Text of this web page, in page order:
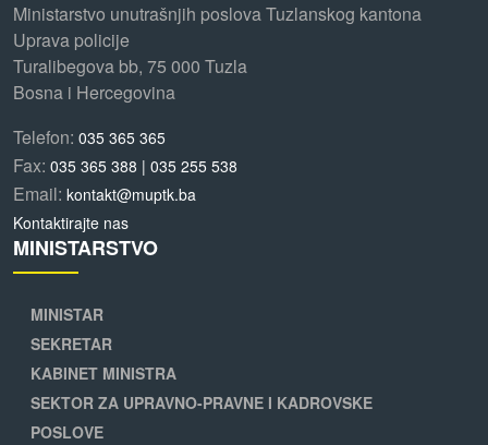
Ministarstvo unutrašnjih poslova Tuzlanskog kantona
Uprava policije
Turalibegova bb, 75 000 Tuzla
Bosna i Hercegovina
Telefon: 035 365 365
Fax: 035 365 388 | 035 255 538
Email: kontakt@muptk.ba
Kontaktirajte nas
MINISTARSTVO
MINISTAR
SEKRETAR
KABINET MINISTRA
SEKTOR ZA UPRAVNO-PRAVNE I KADROVSKE
POSLOVE